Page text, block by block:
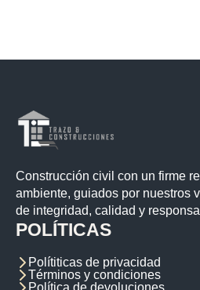
Construcción civil con un firme
ambiente, guiados por nuestros
de integridad, calidad y
POLÍTICAS
Polítiticas de privacidad
Términos y condiciones